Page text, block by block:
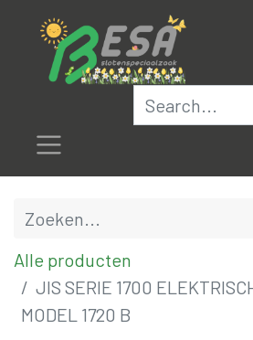
Alle producten
JIS SERIE 1700
MODEL 1720 B